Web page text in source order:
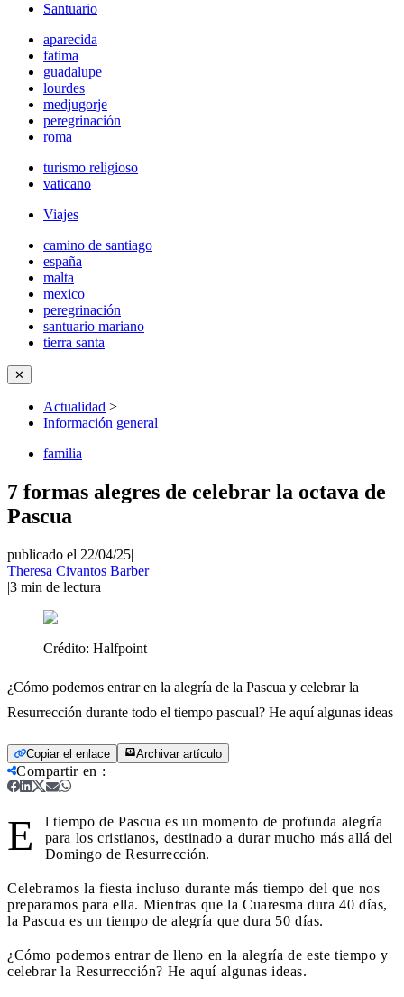
Santuario
aparecida
fatima
guadalupe
lourdes
medjugorje
peregrinación
roma
turismo religioso
vaticano
Viajes
camino de santiago
españa
malta
mexico
peregrinación
santuario mariano
tierra santa
✕
Actualidad >
Información general
familia
7 formas alegres de celebrar la octava de
Pascua
publicado el 22/04/25|
Theresa Civantos Barber
|3 min de lectura
Crédito: Halfpoint
¿Cómo podemos entrar en la alegría de la Pascua y celebrar la
Resurrección durante todo el tiempo pascual? He aquí algunas ideas
Copiar el enlace Archivar artículo
Compartir en :
E
l tiempo de Pascua es un momento de profunda alegría
para los cristianos, destinado a durar mucho más allá del
Domingo de Resurrección.
Celebramos la fiesta incluso durante más tiempo del que nos
preparamos para ella. Mientras que la Cuaresma dura 40 días,
la Pascua es un tiempo de alegría que dura 50 días.
¿Cómo podemos entrar de lleno en la alegría de este tiempo y
celebrar la Resurrección? He aquí algunas ideas.